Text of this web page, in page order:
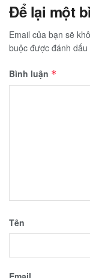
Để lại một
Email của bạn sẽ
buộc được đánh dấu
Bình luận *
Tên